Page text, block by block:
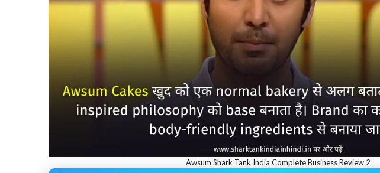
Awsum Shark Tank India Complete Business Review 2